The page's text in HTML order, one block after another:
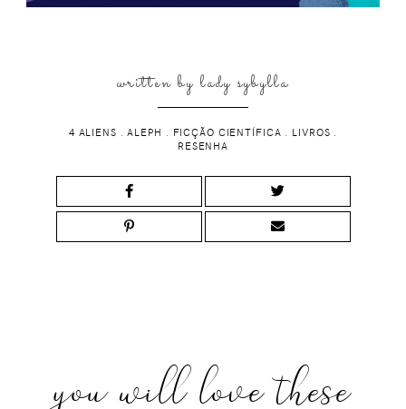
written bylady sybylla
4 ALIENS .ALEPH . FICÇÃO CIENTÍFICA . LIVROS .
RESENHA
you will love these